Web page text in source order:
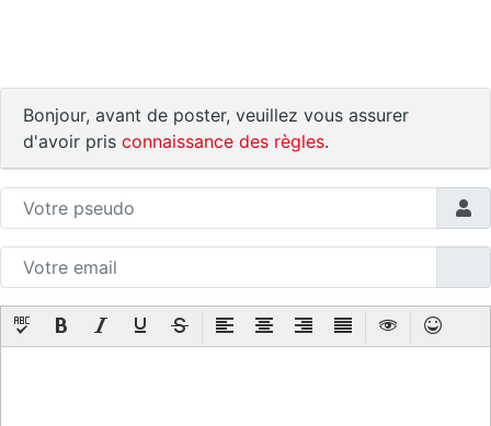
Bonjour, avant de poster, veuillez vous assurer
d'avoir pris connaissance des règles.